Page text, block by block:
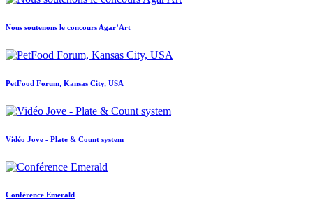
Nous soutenons le concours Agar’Art
PetFood Forum, Kansas City, USA
Vidéo Jove - Plate & Count system
Conférence Emerald